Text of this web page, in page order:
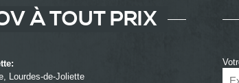
À TOUT PRIX
Lourdes-de-Joliette